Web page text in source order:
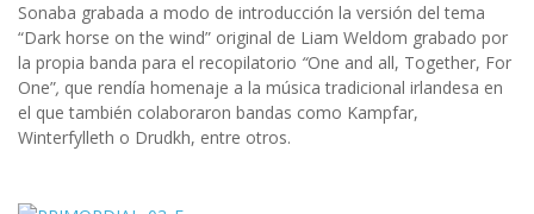
Sonaba grabada a modo de introducción la versión del tema
“Dark horse on the wind” original de Liam Weldom grabado por
la propia banda para el recopilatorio “One and all, Together, For
One”, que rendía homenaje a la música tradicional irlandesa en
el que también colaboraron bandas como Kampfar,
Winterfylleth o Drudkh, entre otros.